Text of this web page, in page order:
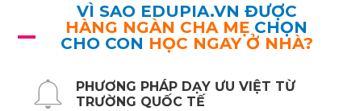
VÌ SAO EDUPIA.VN ĐƯỢC
HÀNG NGÀN CHA MẸ CHỌN
CHO CON HỌC NGAY Ở NHÀ?
PHƯƠNG PHÁP DẠY ƯU VIỆT TỪ
TRƯỜNG QUỐC TẾ